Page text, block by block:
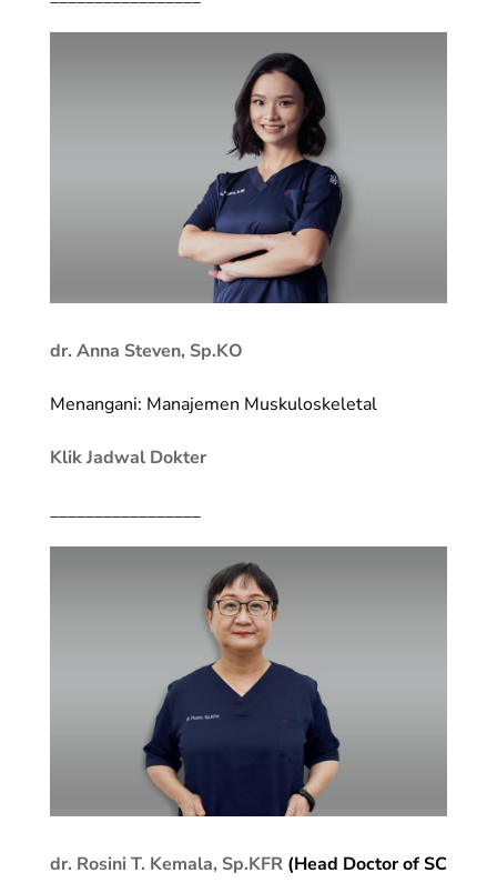
dr. Anna Steven, Sp.KO
Menangani: Manajemen Muskuloskeletal
Klik Jadwal Dokter
_________________
dr. Rosini T. Kemala, Sp.KFR(Head Doctor of SC